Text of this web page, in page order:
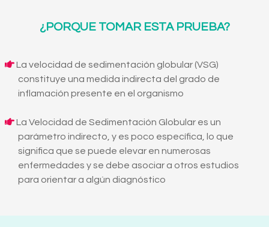
¿PORQUE TOMAR ESTA PRUEBA?
La velocidad de sedimentación globular (VSG)
constituye una medida indirecta del grado de
inflamación presente en el organismo
La Velocidad de Sedimentación Globular es un
parámetro indirecto, y es poco específica, lo que
significa que se puede elevar en numerosas
enfermedades y se debe asociar a otros estudios
para orientar a algún diagnóstico